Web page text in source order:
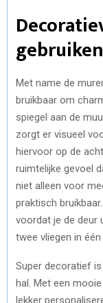
Met name de
bruikbaar om
spiegel aan de
zorgt er visueel
hiervoor op de
ruimtelijke gevoel
niet alleen voor
praktisch
voordat je de deur
twee vliegen in één
Super decoratief
hal. Met een
lekker